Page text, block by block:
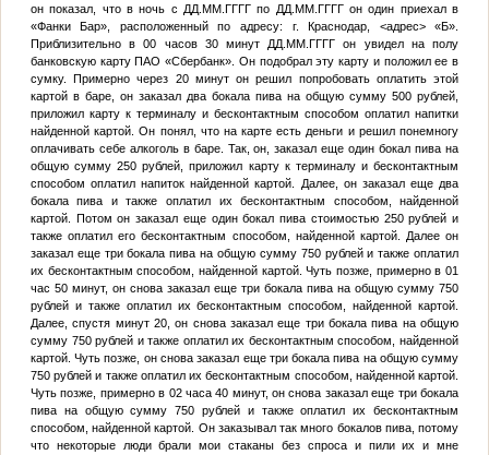
он показал, что в ночь с ДД.ММ.ГГГГ по ДД.ММ.ГГГГон один приехал в
«Фанки Бар», расположенный по адресу: г. Краснодар, <адрес>«Б».
Приблизительно в 00 часов 30 минутДД.ММ.ГГГГ он увидел на полу
банковскую карту ПАО «Сбербанк». Он подобрал эту карту и положил ее в
сумку. Примерно через 20 минут он решил попробовать оплатить этой
картой в баре, он заказал два бокала пива на общую сумму 500 рублей,
приложил карту к терминалу и бесконтактным способом оплатил напитки
найденной картой. Он понял, что на карте есть деньги и решил понемногу
оплачивать себе алкоголь в баре. Так, он, заказал еще один бокал пива на
общую сумму 250 рублей, приложил карту к терминалу и бесконтактным
способом оплатил напиток найденной картой. Далее, он заказал еще два
бокала пива и также оплатил их бесконтактным способом, найденной
картой. Потом он заказал еще один бокал пива стоимостью 250 рублей и
также оплатил его бесконтактным способом, найденной картой. Далее он
заказал еще три бокала пива на общую сумму 750 рублей и также оплатил
их бесконтактным способом, найденной картой. Чуть позже, примерно в 01
час 50 минут, он снова заказал еще три бокала пива на общую сумму 750
рублей и также оплатил их бесконтактным способом, найденной картой.
Далее, спустя минут 20, он снова заказал еще три бокала пива на общую
сумму 750 рублей и также оплатил их бесконтактным способом, найденной
картой. Чуть позже, он снова заказал еще три бокала пива на общую сумму
750 рублей и также оплатил их бесконтактным способом, найденной картой.
Чуть позже, примерно в 02 часа 40 минут, он снова заказал еще три бокала
пива на общую сумму 750 рублей и также оплатил их бесконтактным
способом, найденной картой. Он заказывал так много бокалов пива, потому
что некоторые люди брали мои стаканы без спроса и пили их и мне